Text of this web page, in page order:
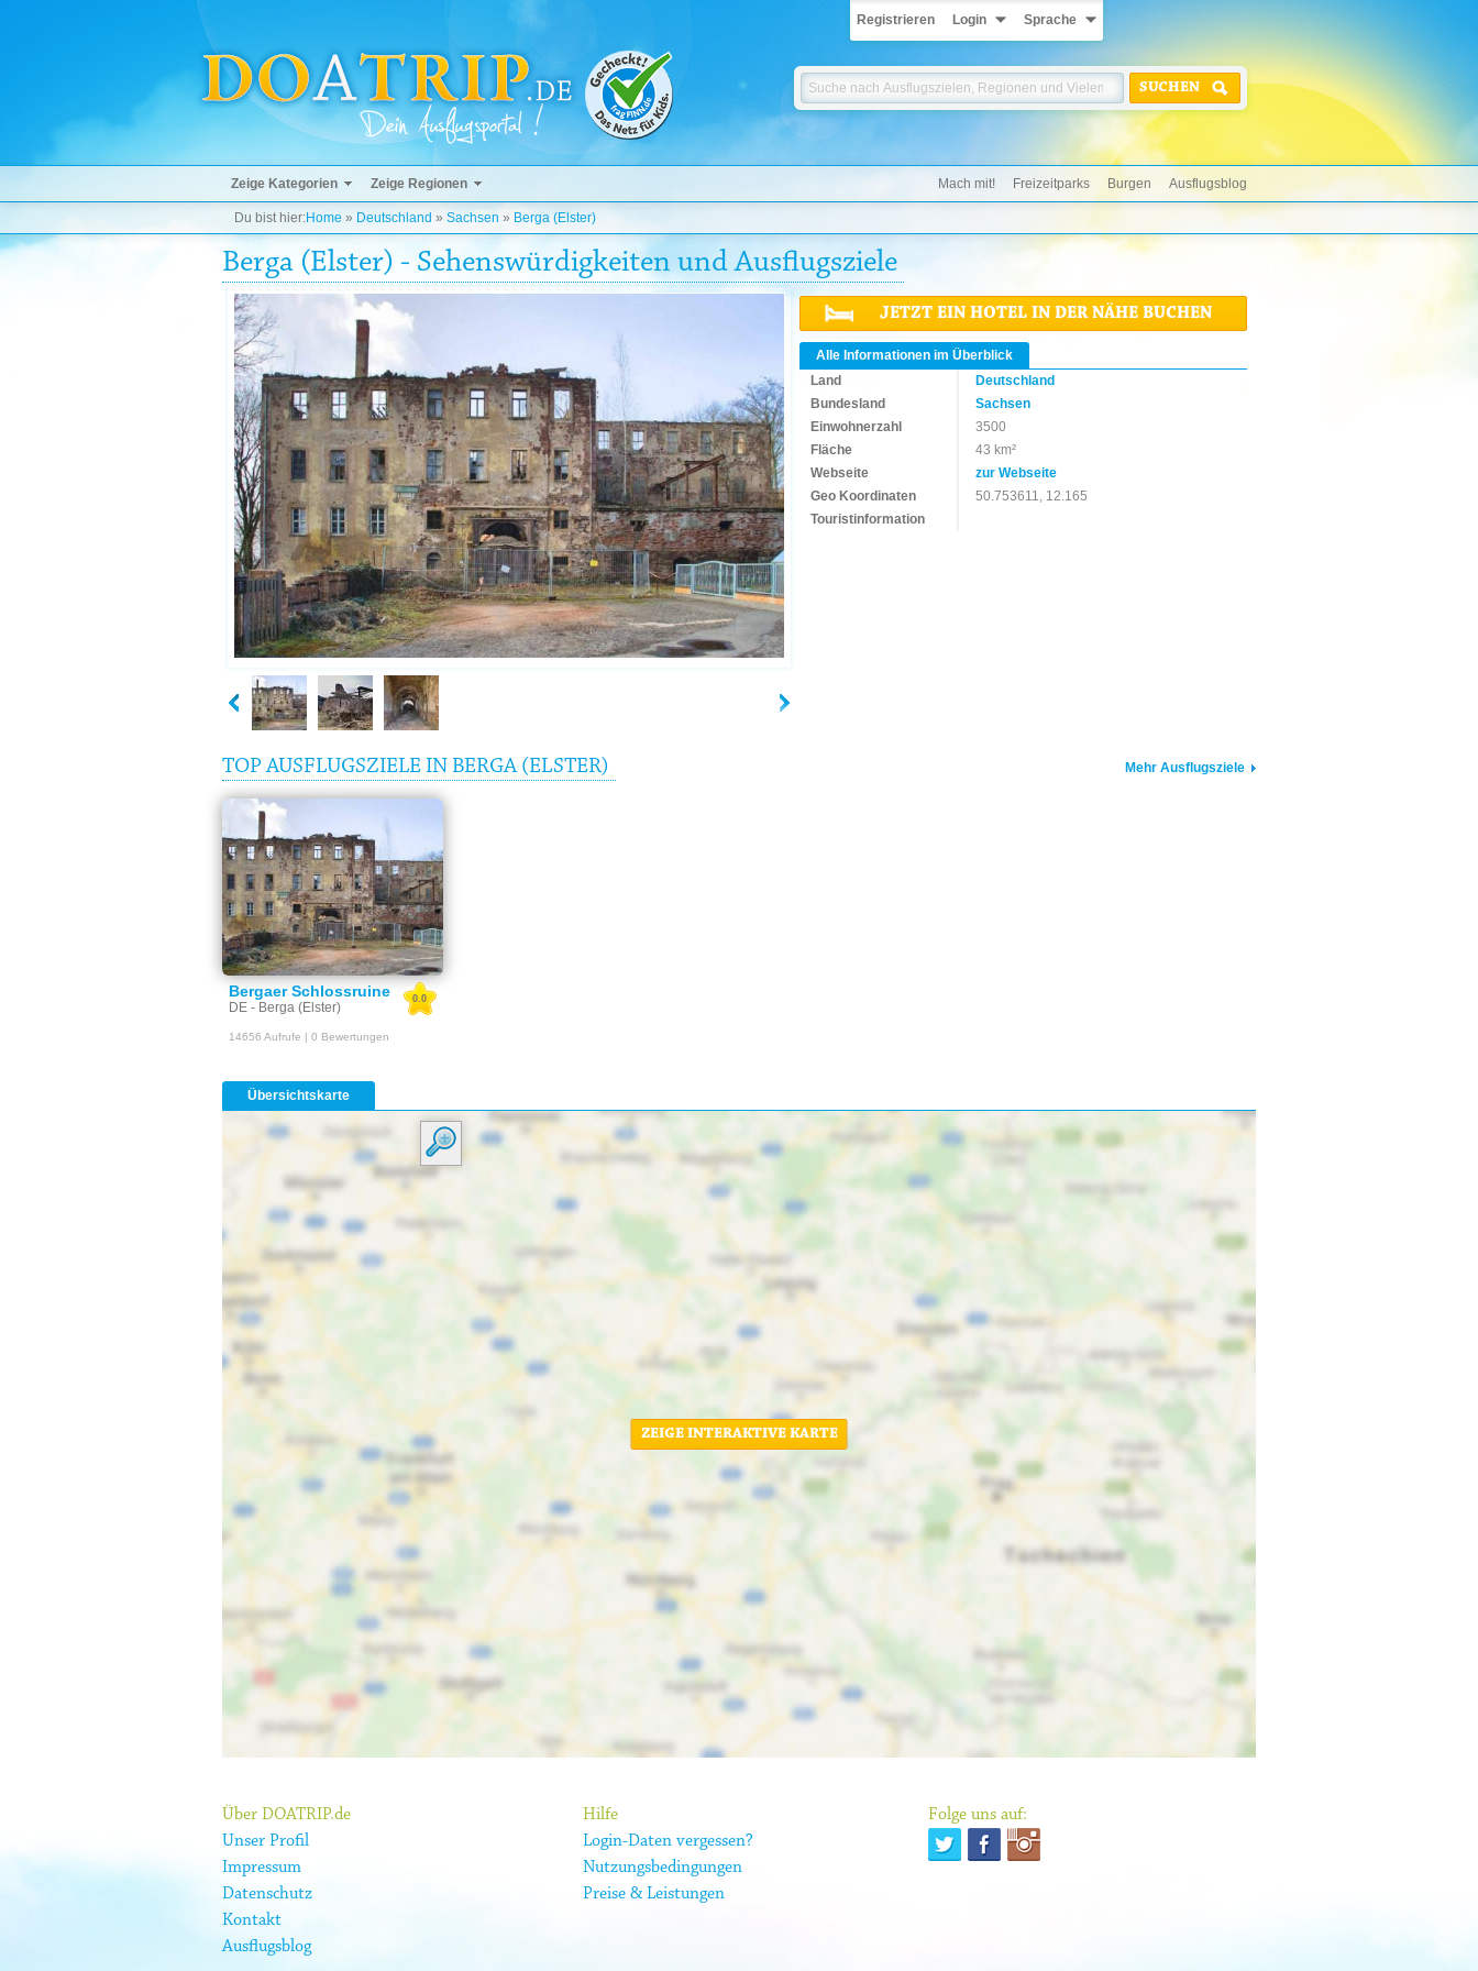
Registrieren Login Sprache
SUCHEN
Zeige Kategorien Zeige Regionen Mach mit! Freizeitparks Burgen Ausflugsblog
Du bist hier:Home » Deutschland » Sachsen » Berga (Elster)
Berga (Elster) - Sehenswürdigkeiten und Ausflugsziele
JETZT EIN HOTEL IN DER NÄHE BUCHEN
Alle Informationen im Überblick
Land
Deutschland
Bundesland
Sachsen
Einwohnerzahl
3500
Fläche
43 km²
Webseite
zur Webseite
Geo Koordinaten
50.753611, 12.165
Touristinformation
TOP AUSFLUGSZIELE IN BERGA (ELSTER) Mehr Ausflugsziele
Bergaer Schlossruine
DE - Berga (Elster)
0.0
14656 Aufrufe | 0 Bewertungen
Übersichtskarte
ZEIGE INTERAKTIVE KARTE
Über DOATRIP.de
Unser Profil
Impressum
Datenschutz
Kontakt
Ausflugsblog
Hilfe
Login-Daten vergessen?
Nutzungsbedingungen
Preise & Leistungen
Folge uns auf: